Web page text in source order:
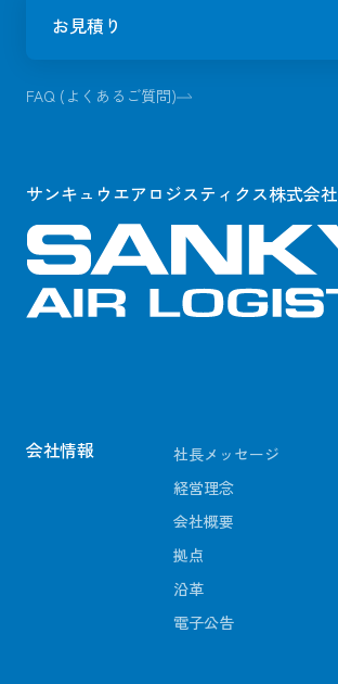
お見積り
FAQ (よくあるご質問)
サンキュウエアロジスティクス株式会社
会社情報
社長メッセージ
経営理念
会社概要
拠点
沿革
電子公告